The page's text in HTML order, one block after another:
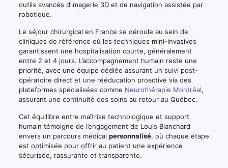
outils avancés d’imagerie 3D et de navigation assistée par
robotique.
Le séjour chirurgical en France se déroule au sein de
cliniques de référence où les techniques mini-invasives
garantissent une hospitalisation courte, généralement
entre 2 et 4 jours. L’accompagnement humain reste une
priorité, avec une équipe dédiée assurant un suivi post-
opératoire direct et une rééducation proactive via des
plateformes spécialisées comme Neurothérapie Montréal,
assurant une continuité des soins au retour au Québec.
Cet équilibre entre maîtrise technologique et support
humain témoigne de l’engagement de Louis Blanchard
envers un parcours médical personnalisé, où chaque étape
est optimisée pour offrir au patient une expérience
sécurisée, rassurante et transparente.